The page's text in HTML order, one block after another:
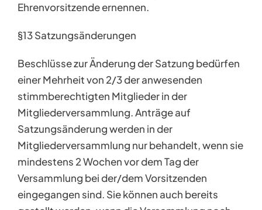
Ehrenvorsitzende ernennen.
§13 Satzungsänderungen
Beschlüsse zur Änderung der Satzung bedürfen
einer Mehrheit von 2/3 der anwesenden
stimmberechtigten Mitglieder in der
Mitgliederversammlung. Anträge auf
Satzungsänderung werden in der
Mitgliederversammlung nur behandelt, wenn sie
mindestens 2 Wochen vor dem Tag der
Versammlung bei der/dem Vorsitzenden
eingegangen sind. Sie können auch bereits